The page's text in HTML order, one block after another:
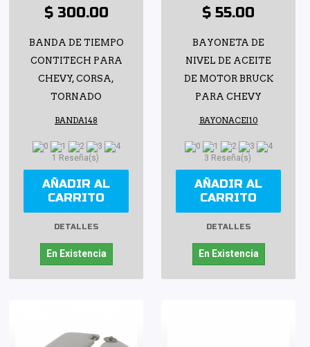
$ 300.00
BANDA DE TIEMPO
CONTITECH PARA
CHEVY, CORSA,
TORNADO
BANDA148
1 Reseña(s)
AÑADIR AL
CARRITO
DETALLES
En Existencia
$ 55.00
BAYONETA DE
NIVEL DE ACEITE
DE MOTOR BRUCK
PARA CHEVY
BAYONACEI10
3 Reseña(s)
AÑADIR AL
CARRITO
DETALLES
En Existencia